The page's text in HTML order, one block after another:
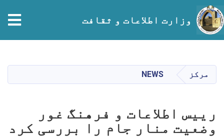
content
وزارت اطلاعات و ثقافت
مرکز NEWS
رییس اطلاعات و فرهنگ غور
وضعیت منار جام را بررسی کرد